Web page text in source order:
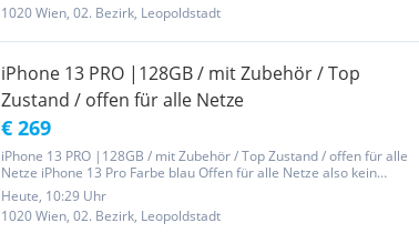
1020 Wien, 02. Bezirk, Leopoldstadt
iPhone 13 PRO |128GB / mit Zubehör / Top
Zustand / offen für alle Netze
€ 269
iPhone 13 PRO |128GB / mit Zubehör / Top Zustand / offen für alle
Netze iPhone 13 Pro Farbe blau Offen für alle Netze also kein
Simlock , kann mit jede Karte verwendet werden 128GB Akku
Kapazität 73% Es wurde nie was getauscht Alles funktioniert
perfekt...
Heute, 10:29 Uhr
1020 Wien, 02. Bezirk, Leopoldstadt